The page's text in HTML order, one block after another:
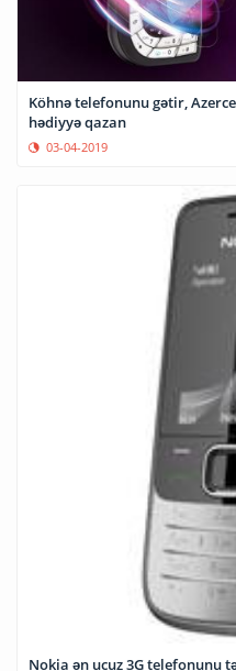
Köhnə telefonunu gətir,
hədiyyə qazan
03-04-2019
Nokia ən ucuz 3G telefonunu